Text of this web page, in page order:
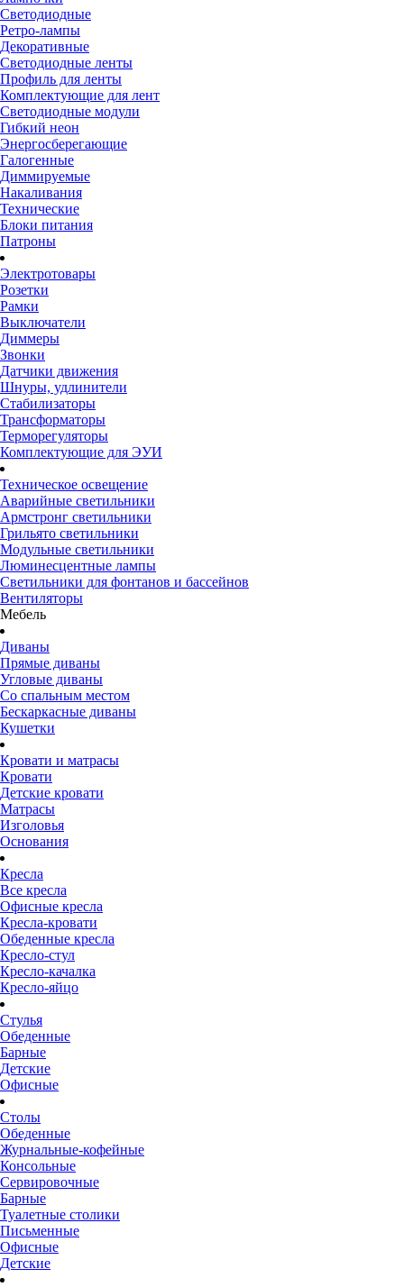
Светодиодные
Ретро-лампы
Декоративные
Светодиодные ленты
Профиль для ленты
Комплектующие для лент
Светодиодные модули
Гибкий неон
Энергосберегающие
Галогенные
Диммируемые
Накаливания
Технические
Блоки питания
Патроны
Электротовары
Розетки
Рамки
Выключатели
Диммеры
Звонки
Датчики движения
Шнуры, удлинители
Стабилизаторы
Трансформаторы
Терморегуляторы
Комплектующие для ЭУИ
Техническое освещение
Аварийные светильники
Армстронг светильники
Грильято светильники
Модульные светильники
Люминесцентные лампы
Светильники для фонтанов и бассейнов
Вентиляторы
Мебель
Диваны
Прямые диваны
Угловые диваны
Со спальным местом
Бескаркасные диваны
Кушетки
Кровати и матрасы
Кровати
Детские кровати
Матрасы
Изголовья
Основания
Кресла
Все кресла
Офисные кресла
Кресла-кровати
Обеденные кресла
Кресло-стул
Кресло-качалка
Кресло-яйцо
Стулья
Обеденные
Барные
Детские
Офисные
Столы
Обеденные
Журнальные-кофейные
Консольные
Сервировочные
Барные
Туалетные столики
Письменные
Офисные
Детские